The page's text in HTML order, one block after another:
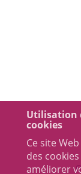
Utilisation
cookies
Ce site
des
améliorer